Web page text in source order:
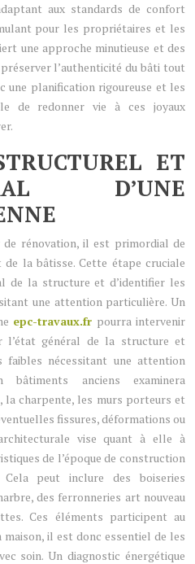
aux standards de confort
pour les propriétaires et les
une approche minutieuse et des
l’authenticité du bâti tout
une planification rigoureuse et les
de redonner vie à ces joyaux
ET
D’UNE
rénovation, il est primordial de
la bâtisse. Cette étape cruciale
de la structure et d’identifier les
une attention particulière. Un
epc-travaux.fr pourra intervenir
l’état général de la structure et
nécessitant une attention
anciens examinera
la charpente, les murs porteurs et
fissures, déformations ou
architecturale vise quant à elle à
de l’époque de construction
peut inclure des boiseries
des ferronneries art nouveau
Ces éléments participent au
il est donc essentiel de les
soin. Un diagnostic énergétique